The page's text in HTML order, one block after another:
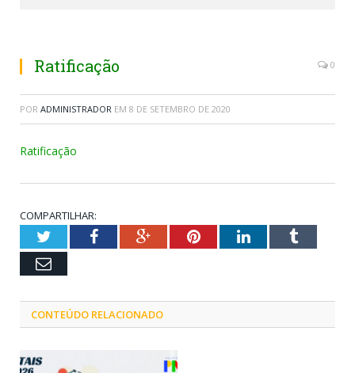
Ratificação 0
POR ADMINISTRADOR EM 8 DE SETEMBRO DE 2020
Ratificação
COMPARTILHAR:
TwitterFacebookGoogle+PinterestLinkedInTumblr
Email
CONTEÚDO RELACIONADO